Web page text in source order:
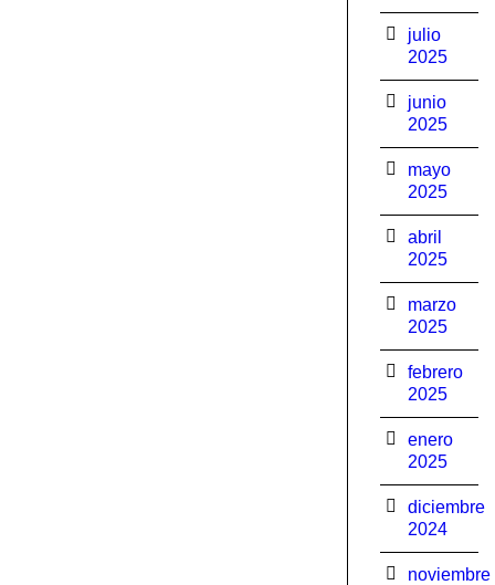
julio
2025
junio
2025
mayo
2025
abril
2025
marzo
2025
febrero
2025
enero
2025
diciembre
2024
noviembre